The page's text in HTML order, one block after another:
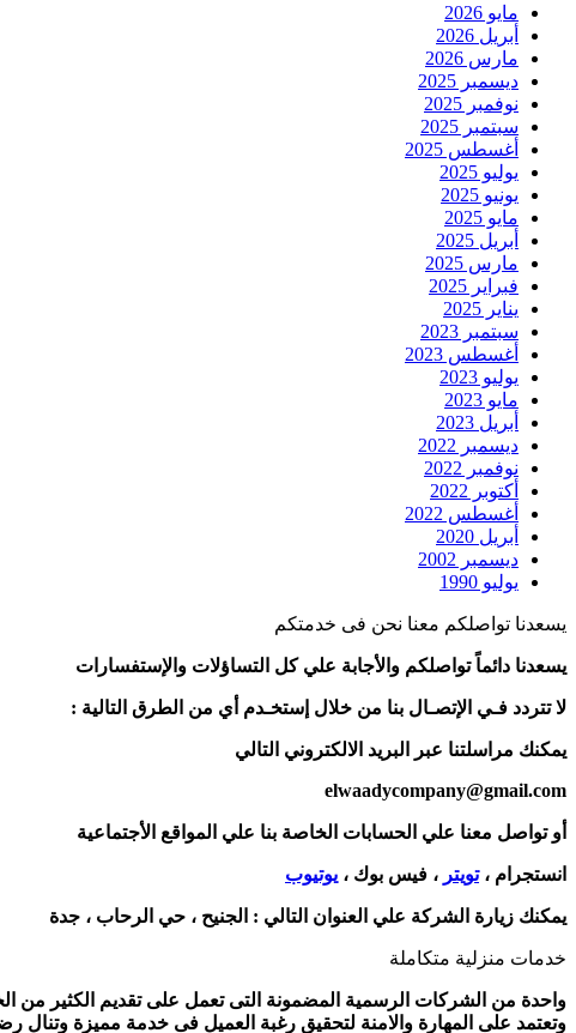
مايو 2026
أبريل 2026
مارس 2026
ديسمبر 2025
نوفمبر 2025
سبتمبر 2025
أغسطس 2025
يوليو 2025
يونيو 2025
مايو 2025
أبريل 2025
مارس 2025
فبراير 2025
يناير 2025
سبتمبر 2023
أغسطس 2023
يوليو 2023
مايو 2023
أبريل 2023
ديسمبر 2022
نوفمبر 2022
أكتوبر 2022
أغسطس 2022
أبريل 2020
ديسمبر 2002
يوليو 1990
يسعدنا تواصلكم معنا نحن فى خدمتكم
يسعدنا دائماً تواصلكم والأجابة علي كل التساؤلات والإستفسارات
لا تتردد فـي الإتصـال بنا من خلال إستخـدم أي من الطرق التالية :
يمكنك مراسلتنا عبر البريد الالكتروني التالي
elwaadycompany@gmail.com
أو تواصل معنا علي الحسابات الخاصة بنا علي المواقع الأجتماعية
انستجرام ،تويتر ، فيس بوك ، يوتيوب
يمكنك زيارة الشركة علي العنوان التالي : الجنيح ، حي الرحاب ، جدة
خدمات منزلية متكاملة
واحدة من الشركات الرسمية المضمونة التى تعمل على تقديم الكثير من
وتعتمد على المهارة والامنة لتحقيق رغبة العميل فى خدمة مميزة وتنال